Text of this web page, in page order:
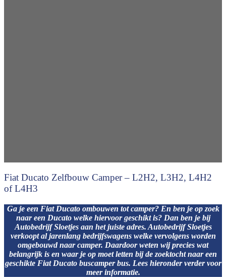
Fiat Ducato Zelfbouw Camper – L2H2, L3H2, L4H2
of L4H3
Ga je een Fiat Ducato ombouwen tot camper? En ben je op zoek
naar een Ducato welke hiervoor geschikt is? Dan ben je bij
Autobedrijf Sloetjes aan het juiste adres. Autobedrijf Sloetjes
verkoopt al jarenlang bedrijfswagens welke vervolgens worden
omgebouwd naar camper. Daardoor weten wij precies wat
belangrijk is en waar je op moet letten bij de zoektocht naar een
geschikte Fiat Ducato buscamper bus. Lees hieronder verder voor
meer informatie.